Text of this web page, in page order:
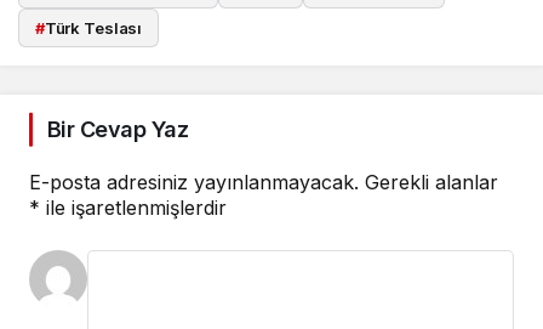
#Türk Teslası
Bir Cevap Yaz
E-posta adresiniz yayınlanmayacak. Gerekli alanlar
* ile işaretlenmişlerdir